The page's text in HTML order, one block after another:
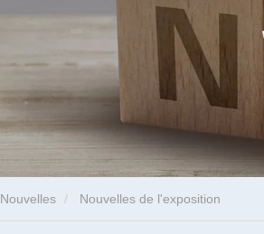
Nouvelles Nouvelles de l'exposition